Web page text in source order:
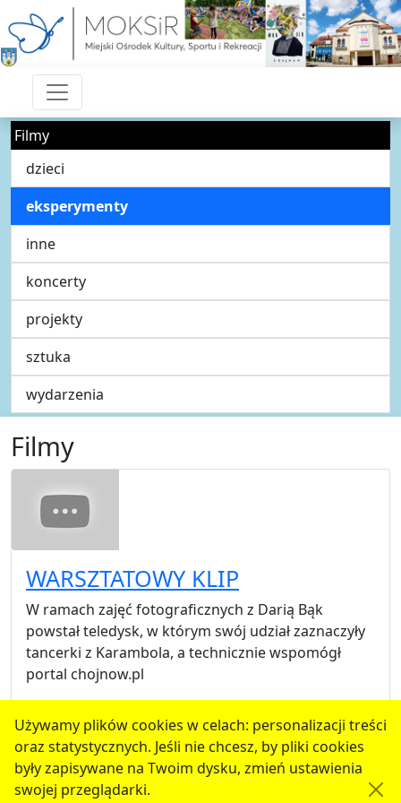
Używamy plików cookies w celach: personalizacji treści
oraz statystycznych. Jeśli nie chcesz, by pliki cookies
były zapisywane na Twoim dysku, zmień ustawienia
swojej przeglądarki.
Filmy
dzieci
eksperymenty
inne
koncerty
projekty
sztuka
wydarzenia
Filmy
WARSZTATOWY KLIP
W ramach zajęć fotograficznych z Darią Bąk
powstał teledysk, w którym swój udział zaznaczyły
tancerki z Karambola, a technicznie wspomógł
portal chojnow.pl
serwis jest częścią portalu miejskiegowww.chojnow.eu
przygotowanego przez
MEDIART (w